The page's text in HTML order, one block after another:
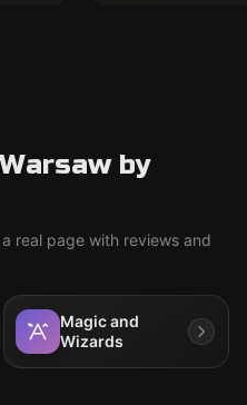
by
real page with reviews and
Magic and
Wizards